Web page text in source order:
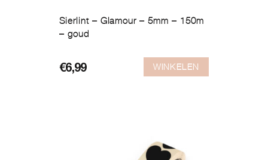
Sierlint – Glamour – 5mm – 150m
– goud
€6,99 WINKELEN